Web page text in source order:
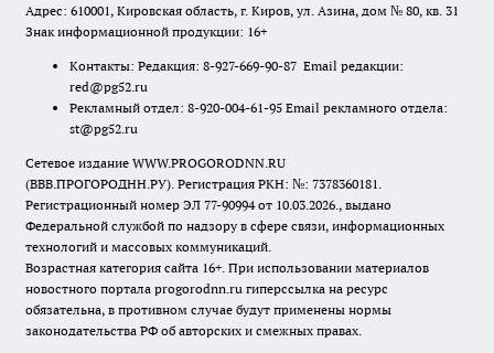
Адрес: 610001, Кировская область, г. Киров, ул. Азина, дом № 80, кв. 31
Знак информационной продукции: 16+
Контакты: Редакция: 8-927-669-90-87 Email редакции:
red@pg52.ru
Рекламный отдел: 8-920-004-61-95 Email рекламного отдела:
st@pg52.ru
Сетевое издание WWW.PROGORODNN.RU
(ВВВ.ПРОГОРОДНН.РУ). Регистрация РКН: №: 7378360181.
Регистрационный номер ЭЛ 77-90994 от 10.03.2026., выдано
Федеральной службой по надзору в сфере связи, информационных
технологий и массовых коммуникаций.
Возрастная категория сайта 16+. При использовании материалов
новостного портала progorodnn.ru гиперссылка на ресурс
обязательна, в противном случае будут применены нормы
законодательства РФ об авторских и смежных правах.